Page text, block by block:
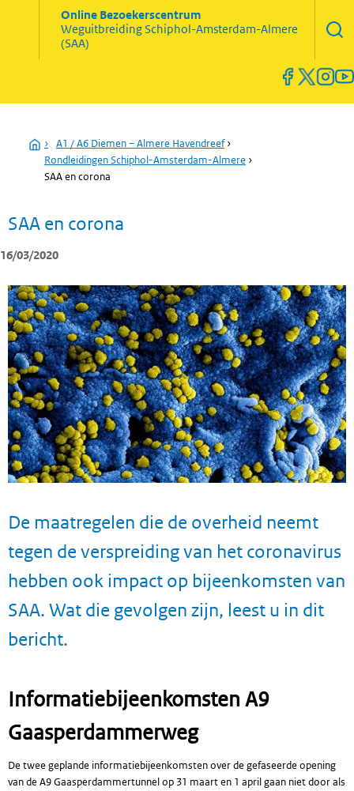
Online Bezoekerscentrum
WeguitbreidingSchiphol-Amsterdam-Almere
(SAA)
Home
› A1 / A6 Diemen – Almere Havendreef›
Rondleidingen Schiphol-Amsterdam-Almere ›
SAA en corona
SAA en corona
16/03/2020
De maatregelen die de overheid neemt
tegen de verspreiding van het coronavirus
hebben ook impact op bijeenkomsten van
SAA. Wat die gevolgen zijn, leest u in dit
bericht.
Informatiebijeenkomsten A9
Gaasperdammerweg
De twee geplande informatiebijeenkomsten over de gefaseerde opening
van de A9 Gaasperdammertunnel op 31 maart en 1 april gaan niet door als